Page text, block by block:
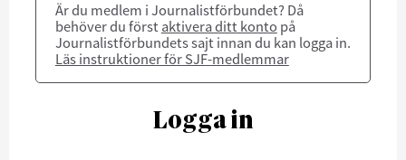
Är du medlem i Journalistförbundet? Då
behöver du först aktivera ditt konto på
Journalistförbundets sajt innan du kan logga in.
Läs instruktioner för SJF-medlemmar
Logga in